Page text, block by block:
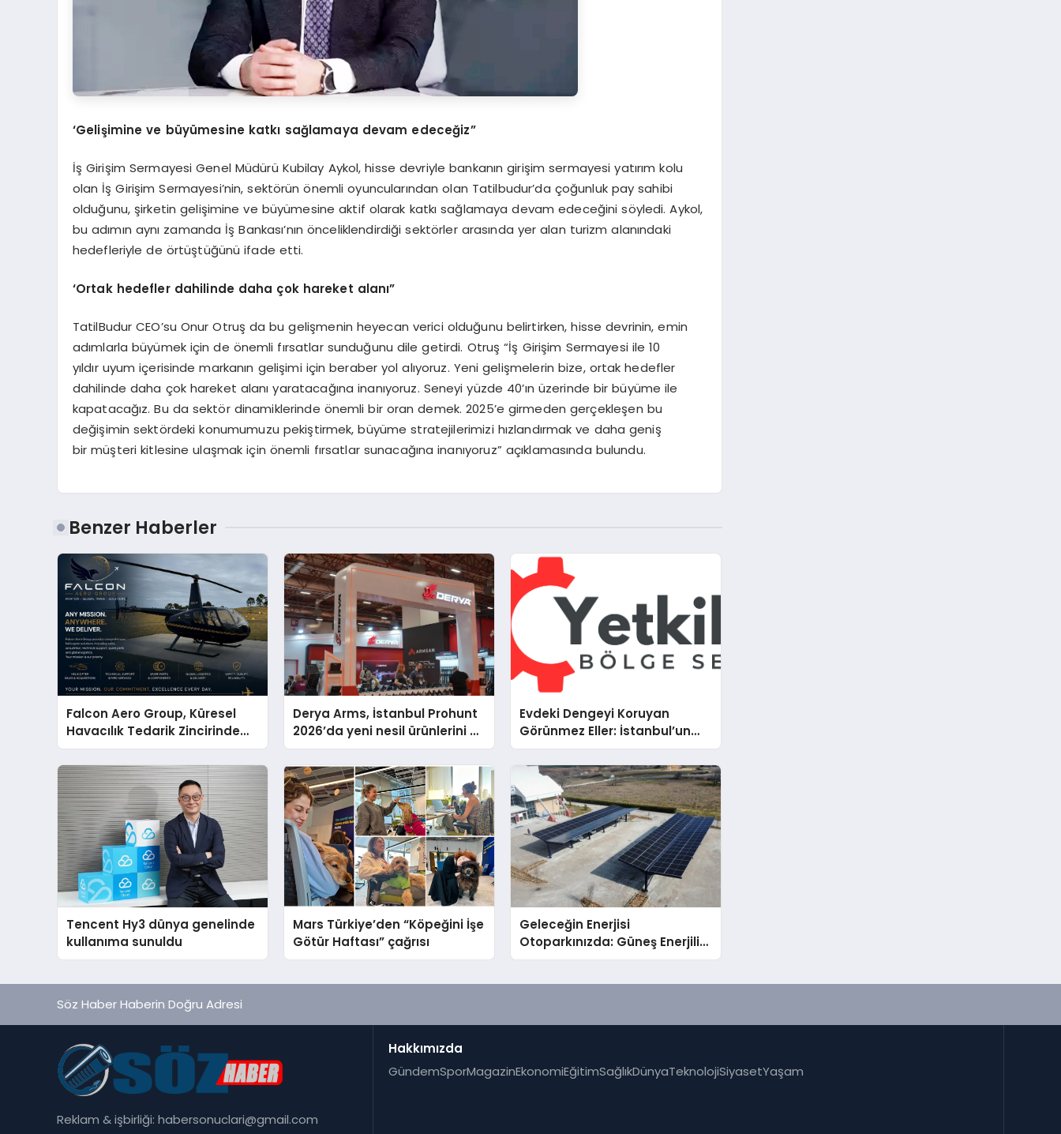
‘Gelişimine ve büyümesine katkı sağlamaya devam edeceğiz”
İş Girişim Sermayesi Genel Müdürü Kubilay Aykol, hisse devriyle bankanın girişim sermayesi yatırım kolu
olan İş Girişim Sermayesi’nin, sektörün önemli oyuncularından olan Tatilbudur’da çoğunluk pay sahibi
olduğunu, şirketin gelişimine ve büyümesine aktif olarak katkı sağlamaya devam edeceğini söyledi. Aykol,
bu adımın aynı zamanda İş Bankası’nın önceliklendirdiği sektörler arasında yer alan turizm alanındaki
hedefleriyle de örtüştüğünü ifade etti.
‘Ortak hedefler dahilinde daha çok hareket alanı”
TatilBudur CEO’su Onur Otruş da bu gelişmenin heyecan verici olduğunu belirtirken, hisse devrinin, emin
adımlarla büyümek için de önemli fırsatlar sunduğunu dile getirdi. Otruş “İş Girişim Sermayesi ile 10
yıldır uyum içerisinde markanın gelişimi için beraber yol alıyoruz. Yeni gelişmelerin bize, ortak hedefler
dahilinde daha çok hareket alanı yaratacağına inanıyoruz. Seneyi yüzde 40’ın üzerinde bir büyüme ile
kapatacağız. Bu da sektör dinamiklerinde önemli bir oran demek. 2025’e girmeden gerçekleşen bu
değişimin sektördeki konumumuzu pekiştirmek, büyüme stratejilerimizi hızlandırmak ve daha geniş
bir müşteri kitlesine ulaşmak için önemli fırsatlar sunacağına inanıyoruz” açıklamasında bulundu.
Benzer Haberler
Falcon Aero Group, Küresel
Havacılık Tedarik Zincirinde
Türkiye’den Dünyaya Açılıyor
Derya Arms, İstanbul Prohunt
2026’da yeni nesil ürünlerini ve
global marka vizyonunu
sergiledi
Evdeki Dengeyi Koruyan
Görünmez Eller: İstanbul’un
Beş Farklı Semtinde Teknik
Servis Gerçeği
Tencent Hy3 dünya genelinde
kullanıma sunuldu
Mars Türkiye’den “Köpeğini İşe
Götür Haftası” çağrısı
Geleceğin Enerjisi
Otoparkınızda: Güneş Enerjili
Carport (Solar Otopark)
Söz Haber Haberin Doğru Adresi
Reklam & işbirliği: habersonuclari@gmail.com
Hakkımızda
GündemSporMagazinEkonomiEğitimSağlıkDünyaTeknolojiSiyasetYaşam